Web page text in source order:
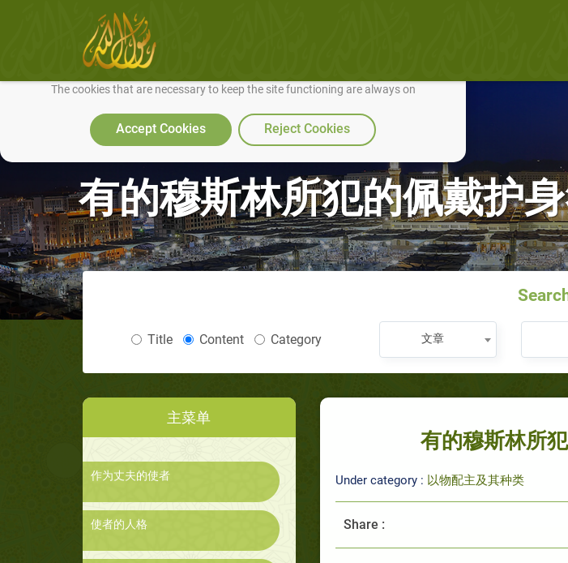
We use cookies to make our site work well for you and so we can continually improve it.
The cookies that are necessary to keep the site functioning are always on
Accept Cookies Reject Cookies
有的穆斯林所犯的佩戴护
Title Content Category 文章
主菜单
作为丈夫的使者
使者的人格
有的穆斯林所
Under category : 以物配主及其种类
Share :